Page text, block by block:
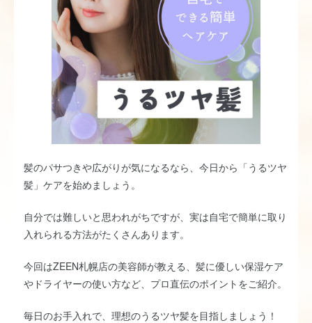
髪のパサつきや広がりが気になるなら、今日から「うるツヤ
髪」ケアを始めましょう。
自分では難しいと思われがちですが、実は自宅で簡単に取り
入れられる方法がたくさんあります。
今回はZEEN札幌店の美容師が教える、髪に優しい保湿ケア
やドライヤーの使い方など、プロ直伝のポイントをご紹介。
毎日のお手入れで、理想のうるツヤ髪を目指しましょう！